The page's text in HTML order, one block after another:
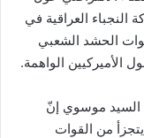
النجباء العراقية في
الحشد الشعبي
الأميركيين الواهمة.
السيد موسوي إنّ
من القوات